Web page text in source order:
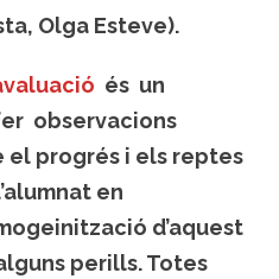
Olga Esteve).
és un
observacions
progrés i els reptes
en
d’aquest
perills. Totes